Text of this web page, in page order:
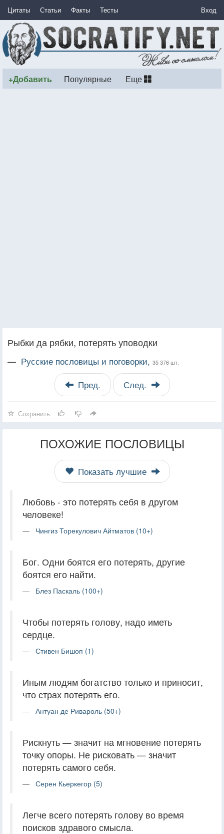
Цитаты Статьи Факты Тесты Вход
+Добавить Популярные Еще
Рыбки да рябки, потерять уповодки
— Русские пословицы и поговорки, 35 376 шт.
Пред. След.
Сохранить
ПОХОЖИЕ ПОСЛОВИЦЫ
Показать лучшие
Любовь - это потерять себя в другом
человеке!
Чингиз Торекулович Айтматов (10+)
Бог. Одни боятся его потерять, другие
боятся его найти.
Блез Паскаль (100+)
Чтобы потерять голову, надо иметь
сердце.
Стивен Бишоп (1)
Иным людям богатство только и приносит,
что страх потерять его.
Антуан де Ривароль (50+)
Рискнуть — значит на мгновение потерять
точку опоры. Не рисковать — значит
потерять самого себя.
Серен Кьеркегор (5)
Легче всего потерять голову во время
поисков здравого смысла.